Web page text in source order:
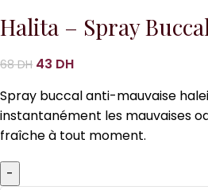
Halita – Spray
68DH 43 DH
Spray buccal anti-mauvaise
instantanément les mauvaises
fraîche à tout moment.